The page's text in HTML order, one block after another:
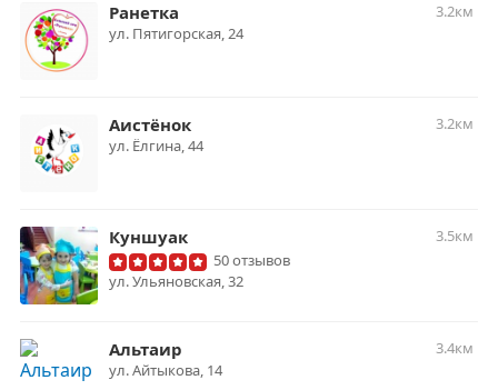
Ранетка
3.2км
ул. ​Пятигорская, 24
Аистёнок
3.2км
ул. ​Ёлгина, 44
Куншуак
3.5км
50 отзывов
ул. Ульяновская, 32
Альтаир
3.4км
ул. Айтыкова, 14